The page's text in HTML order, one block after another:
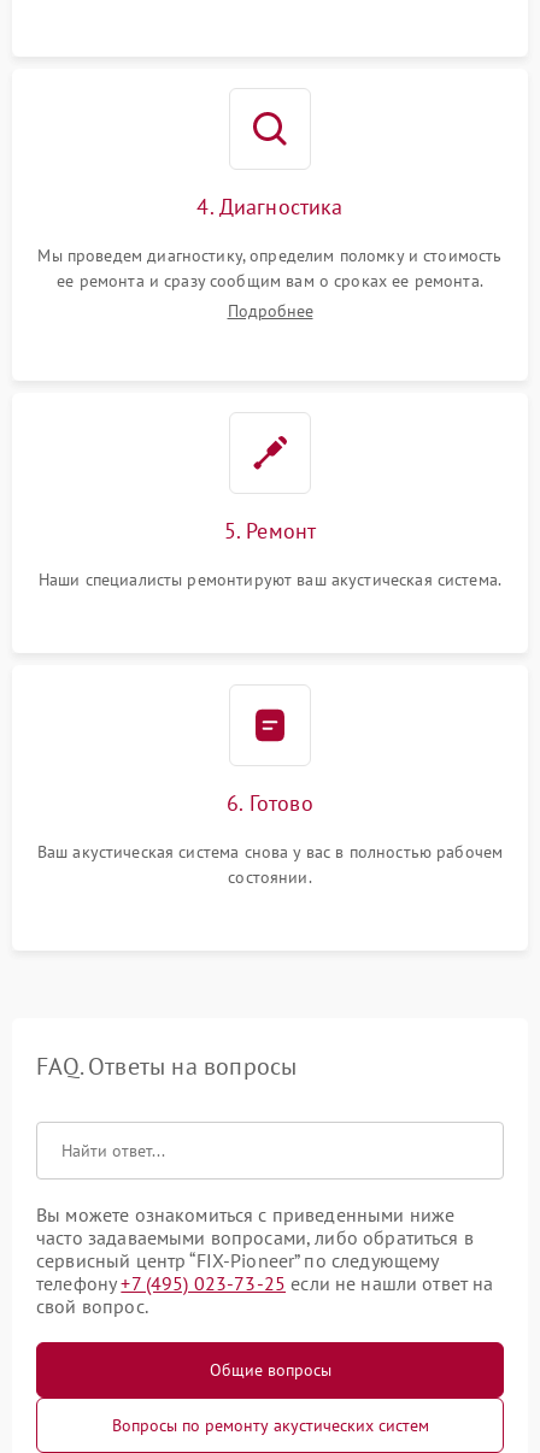
4. Диагностика
Мы проведем диагностику, определим поломку и стоимость
ее ремонта и сразу сообщим вам о сроках ее ремонта.
Подробнее
5. Ремонт
Наши специалисты ремонтируют ваш акустическая система.
6. Готово
Ваш акустическая система снова у вас в полностью рабочем
состоянии.
FAQ. Ответы на вопросы
Вы можете ознакомиться с приведенными ниже
часто задаваемыми вопросами, либо обратиться в
сервисный центр “FIX-Pioneer” по следующему
телефону+7 (495) 023-73-25 если не нашли ответ на
свой вопрос.
Общие вопросы
Вопросы по ремонту акустических систем